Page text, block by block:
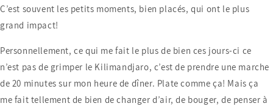
C’est souvent les petits moments, bien placés, qui ont le plus
grand impact!
Personnellement, ce qui me fait le plus de bien ces jours-ci ce
n’est pas de grimper le Kilimandjaro, c’est de prendre une marche
de 20 minutes sur mon heure de dîner. Plate comme ça! Mais ça
me fait tellement de bien de changer d’air, de bouger, de penser à